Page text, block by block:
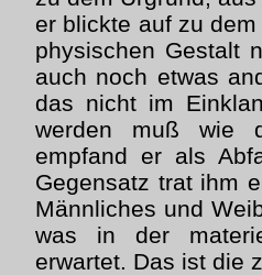
er blickte auf zu
physischen Gestalt
auch noch etwas
das nicht im
werden muß wie
empfand er als
Gegensatz trat ihm
Männliches und
was in der
erwartet. Das ist die